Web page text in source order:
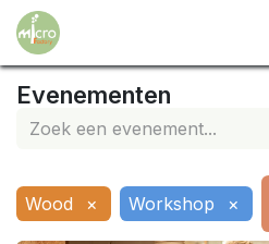
Evenementen
Wood × Workshop ×